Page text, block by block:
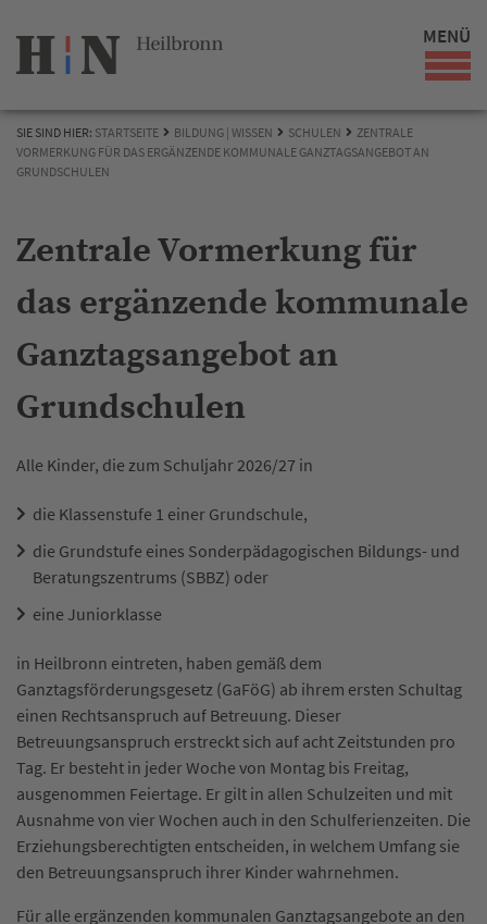
MENÜ
SIE SIND HIER: STARTSEITE BILDUNG | WISSEN SCHULEN
ZENTRALE
VORMERKUNG FÜR DAS ERGÄNZENDE KOMMUNALE GANZTAGSANGEBOT AN
GRUNDSCHULEN
Zentrale Vormerkung für
das ergänzende kommunale
Ganztagsangebot an
Grundschulen
Alle Kinder, die zum Schuljahr 2026/27 in
die Klassenstufe 1 einer Grundschule,
die Grundstufe eines Sonderpädagogischen Bildungs- und
Beratungszentrums (SBBZ) oder
eine Juniorklasse
in Heilbronn eintreten, haben gemäß dem
Ganztagsförderungsgesetz (GaFöG) ab ihrem ersten Schultag
einen Rechtsanspruch auf Betreuung. Dieser
Betreuungsanspruch erstreckt sich auf acht Zeitstunden pro
Tag. Er besteht in jeder Woche von Montag bis Freitag,
ausgenommen Feiertage. Er gilt in allen Schulzeiten und mit
Ausnahme von vier Wochen auch in den Schulferienzeiten. Die
Erziehungsberechtigten entscheiden, in welchem Umfang sie
den Betreuungsanspruch ihrer Kinder wahrnehmen.
Für alle ergänzenden kommunalen Ganztagsangebote an den